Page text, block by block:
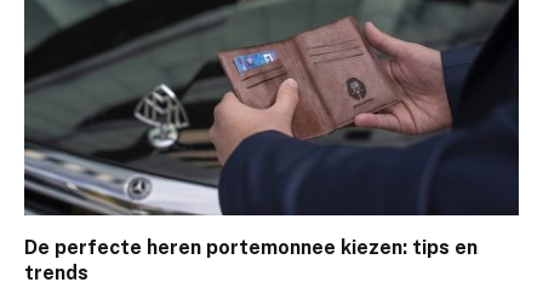
De perfecte heren portemonnee kiezen: tips en
trends